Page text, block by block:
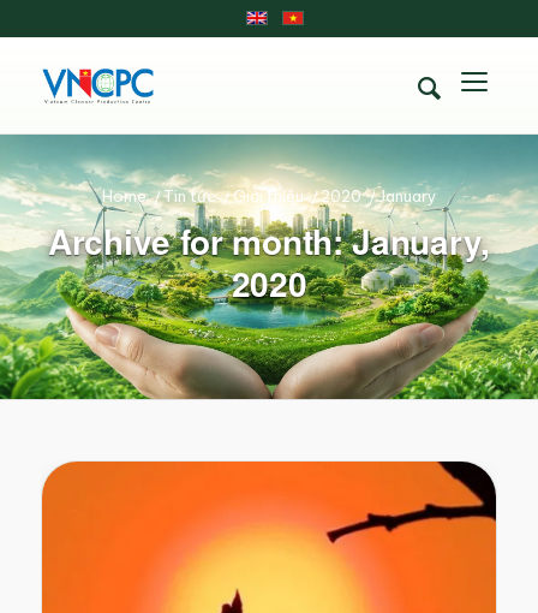
Archive for month: January,
2020
Home /Tin tức /Giới thiệu /2020 /January